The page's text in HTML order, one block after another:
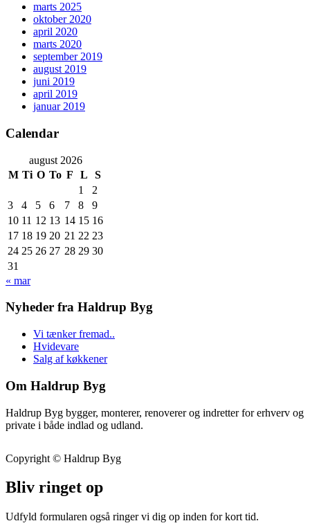
marts 2025
oktober 2020
april 2020
marts 2020
september 2019
august 2019
juni 2019
april 2019
januar 2019
Calendar
august 2026
M Ti O To F L
S
1
2
3
4 5 6 7 8
9
10 11 12 13 14 15 16
17 18 19 20 21 22 23
24 25 26 27 28 29 30
31
« mar
Nyheder fra Haldrup Byg
Vi tænker fremad..
Hvidevare
Salg af køkkener
Om Haldrup Byg
Haldrup Byg bygger, monterer, renoverer og indretter for erhverv og
private i både indlad og udland.
Copyright © Haldrup Byg
Bliv ringet op
Udfyld formularen også ringer vi dig op inden for kort tid.